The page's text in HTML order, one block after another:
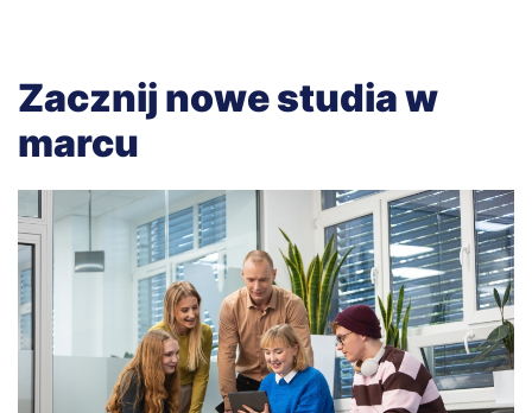
Zacznij nowe studia w
marcu